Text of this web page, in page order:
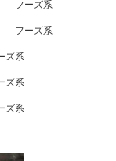
フーズ系
フーズ系
ズ系
ズ系
ズ系